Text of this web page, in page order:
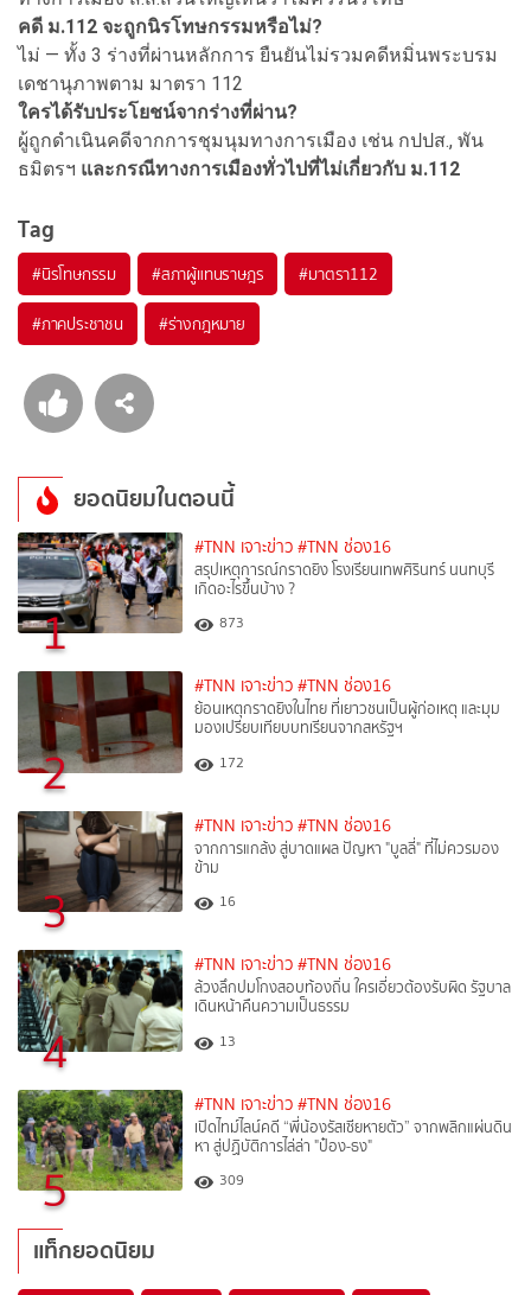
คดี ม.112 จะถูกนิรโทษกรรมหรือไม่?
ไม่ — ทั้ง 3 ร่างที่ผ่านหลักการ ยืนยันไม่รวมคดีหมิ่นพระบรม
เดชานุภาพตาม มาตรา 112
ใครได้รับประโยชน์จากร่างที่ผ่าน?
ผู้ถูกดำเนินคดีจากการชุมนุมทางการเมือง เช่น กปปส., พัน
ธมิตรฯ และกรณีทางการเมืองทั่วไปที่ไม่เกี่ยวกับ ม.112
Tag
#นิรโทษกรรม #สภาผู้แทนราษฎร #มาตรา112
#ภาคประชาชน #ร่างกฎหมาย
ยอดนิยมในตอนนี้
1
#TNN เจาะข่าว #TNN ช่อง16
สรุปเหตุการณ์กราดยิง โรงเรียนเทพศิรินทร์ นนทบุรี
เกิดอะไรขึ้นบ้าง ?
873
2
#TNN เจาะข่าว #TNN ช่อง16
ย้อนเหตุกราดยิงในไทย ที่เยาวชนเป็นผู้ก่อเหตุ และมุม
มองเปรียบเทียบบทเรียนจากสหรัฐฯ
172
3
#TNN เจาะข่าว #TNN ช่อง16
จากการแกล้ง สู่บาดแผล ปัญหา "บูลลี่" ที่ไม่ควรมอง
ข้าม
16
4
#TNN เจาะข่าว #TNN ช่อง16
ล้วงลึกปมโกงสอบท้องถิ่น ใครเอี่ยวต้องรับผิด รัฐบาล
เดินหน้าคืนความเป็นธรรม
13
5
#TNN เจาะข่าว #TNN ช่อง16
เปิดไทม์ไลน์คดี “พี่น้องรัสเซียหายตัว” จากพลิกแผ่นดิน
หา สู่ปฏิบัติการไล่ล่า "ป๋อง-ธง"
309
แท็กยอดนิยม